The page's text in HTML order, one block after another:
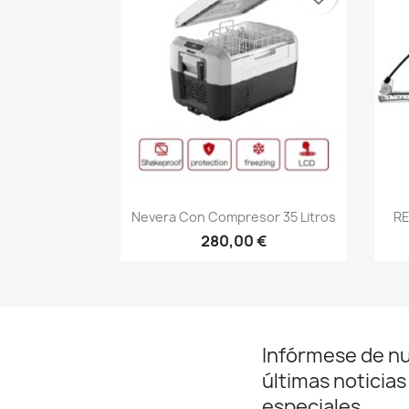
Vista rápida
Nevera Con Compresor 35 Litros
280,00 €
Infórmese de
últimas